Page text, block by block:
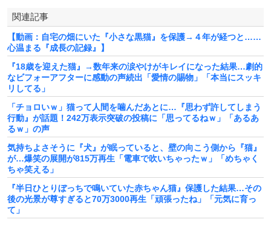
関連記事
【動画：自宅の畑にいた『小さな黒猫』を保護→４年が経つと……
心温まる『成長の記録』】
『18歳を迎えた猫』→数年来の涙やけがキレイになった結果…劇的
なビフォーアフターに感動の声続出「愛情の賜物」「本当にスッキ
リしてる」
「チョロいｗ」猫って人間を噛んだあとに…『思わず許してしまう
行動』が話題！242万表示突破の投稿に「思ってるねｗ」「あるあ
るｗ」の声
気持ちよさそうに『犬』が眠っていると、壁の向こう側から『猫』
が…爆笑の展開が815万再生「電車で吹いちゃったｗ」「めちゃく
ちゃ笑える」
『半日ひとりぼっちで鳴いていた赤ちゃん猫』保護した結果…その
後の光景が尊すぎると70万3000再生「頑張ったね」「元気に育っ
て」